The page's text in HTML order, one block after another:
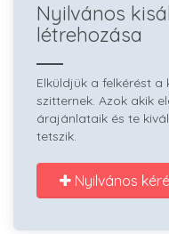
Nyilvános
létrehozása
Elküldjük a felkérést
szitternek. Azok akik
árajánlataik és te
tetszik.
Nyilvános